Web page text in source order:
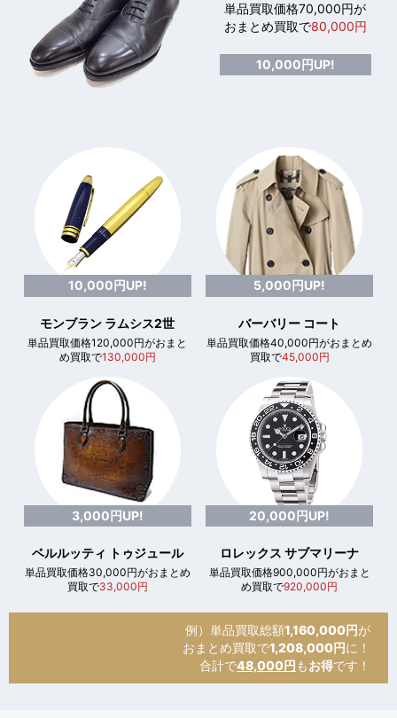
単品買取価格70,000円が
おまとめ買取で80,000円
10,000円UP!
10,000円UP!
モンブラン ラムシス2世
単品買取価格120,000円がおまと
め買取で130,000円
5,000円UP!
バーバリー コート
単品買取価格40,000円がおまとめ
買取で45,000円
3,000円UP!
ベルルッティ トゥジュール
単品買取価格30,000円がおまとめ
買取で33,000円
20,000円UP!
ロレックス サブマリーナ
単品買取価格900,000円がおまと
め買取で920,000円
例）単品買取総額1,160,000円が
おまとめ買取で1,208,000円に！
合計で48,000円 もお得です！